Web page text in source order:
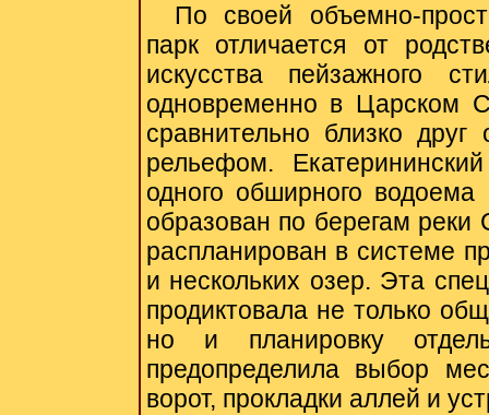
По своей объемно-
парк отличается от
искусства пейзажного
одновременно в Царском
сравнительно близко
рельефом.
одного обширного
образован по берегам реки
распланирован в системе
и нескольких озер. Эта
продиктовала не только
но и планировку
предопределила выбор
ворот, прокладки аллей и